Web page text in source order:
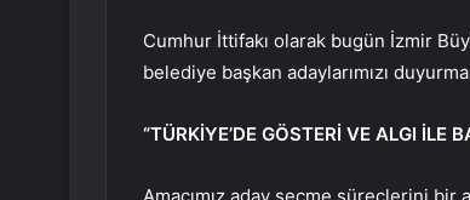
Cumhur İttifakı olarak bugün İzmir
belediye başkan adaylarımızı
“TÜRKİYE’DE GÖSTERİ VE ALGI İLE